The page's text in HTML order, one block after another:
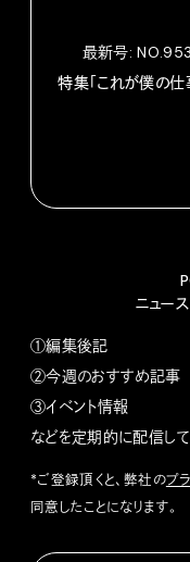
最新号: NO.953
特集「これが僕の仕
ニュー
①編集後記
②今週のおすすめ記事
③イベント情報
などを定期的に配信して
*ご登録頂くと、弊社のプ
同意したことになります。